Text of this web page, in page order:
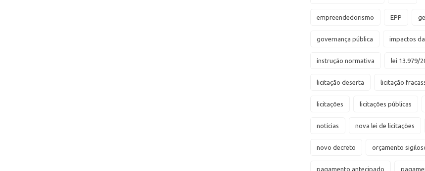
empreendedorismo EPP
governança pública impactos
instrução normativa lei 13.979/
licitação deserta licitação
licitações licitações públicas
noticias nova lei de licitações
novo decreto orçamento
pagamento antecipado